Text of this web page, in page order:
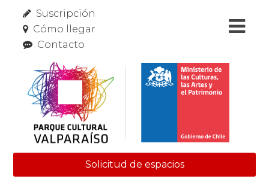
Suscripción
Cómo llegar
Contacto
Solicitud de espacios